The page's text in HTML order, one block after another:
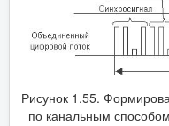
Рисунок 1.55.
по канальным